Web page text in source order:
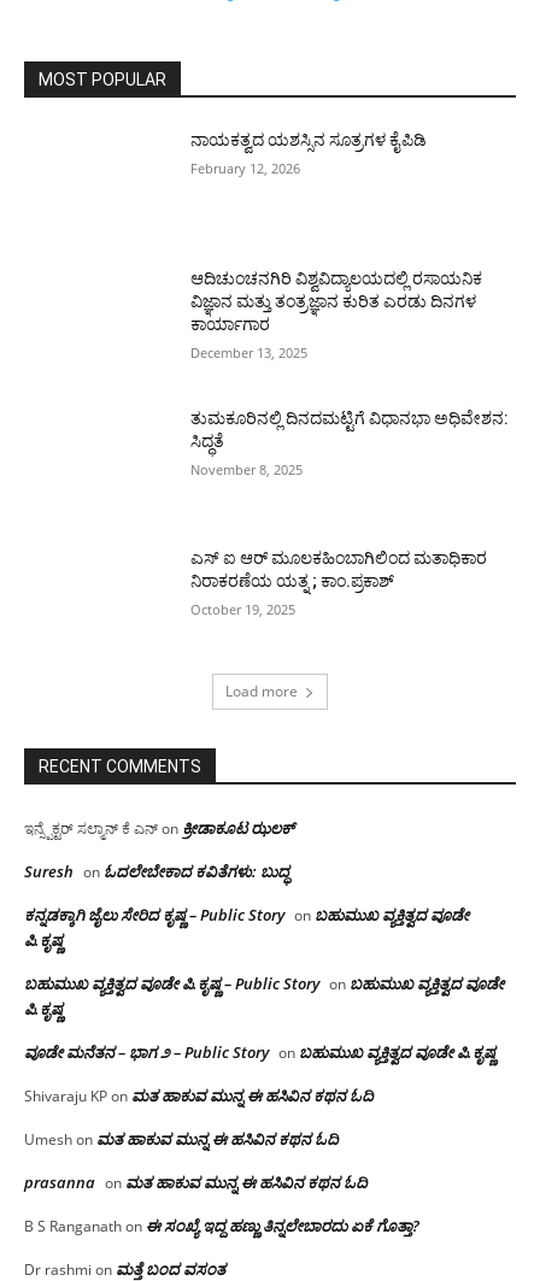
MOST POPULAR
ನಾಯಕತ್ವದ ಯಶಸ್ಸಿನ ಸೂತ್ರಗಳ ಕೈಪಿಡಿ
February 12, 2026
ಆದಿಚುಂಚನಗಿರಿ ವಿಶ್ವವಿದ್ಯಾಲಯದಲ್ಲಿ ರಸಾಯನಿಕ
ವಿಜ್ಞಾನ ಮತ್ತು ತಂತ್ರಜ್ಞಾನ ಕುರಿತ ಎರಡು ದಿನಗಳ
ಕಾರ್ಯಾಗಾರ
December 13, 2025
ತುಮಕೂರಿನಲ್ಲಿ ದಿನದಮಟ್ಟಿಗೆ ವಿಧಾನಭಾ ಅಧಿವೇಶನ:
ಸಿದ್ಧತೆ
November 8, 2025
ಎಸ್ ಐ ಆರ್ ಮೂಲಕಹಿಂಬಾಗಿಲಿಂದ ಮತಾಧಿಕಾರ
ನಿರಾಕರಣೆಯ ಯತ್ನ ; ಕಾಂ.ಪ್ರಕಾಶ್
October 19, 2025
Load more
RECENT COMMENTS
ಇನ್ಸ್ಪೆಕ್ಟರ್ ಸಲ್ಮಾನ್ ಕೆ ಎನ್on ಕ್ರೀಡಾಕೂಟ ಝಲಕ್
Suresh on ಓದಲೇಬೇಕಾದ‌ ಕವಿತೆಗಳು: ಬುದ್ಧ
ಕನ್ನಡಕ್ಕಾಗಿ ಜೈಲು ಸೇರಿದ ಕೃಷ್ಣ – Public Story on ಬಹುಮುಖ ವ್ಯಕ್ತಿತ್ವದ ವೂಡೇ
ಪಿ.ಕೃಷ್ಣ
ಬಹುಮುಖ ವ್ಯಕ್ತಿತ್ವದ ವೂಡೇ ಪಿ.ಕೃಷ್ಣ – Public Story on ಬಹುಮುಖ ವ್ಯಕ್ತಿತ್ವದ ವೂಡೇ
ಪಿ.ಕೃಷ್ಣ
ವೂಡೇ ಮನೆತನ – ಭಾಗ ೨ – Public Story on ಬಹುಮುಖ ವ್ಯಕ್ತಿತ್ವದ ವೂಡೇ ಪಿ.ಕೃಷ್ಣ
Shivaraju KPon ಮತ ಹಾಕುವ ಮುನ್ನ ಈ ಹಸಿವಿನ ಕಥನ ಓದಿ
Umeshon ಮತ ಹಾಕುವ ಮುನ್ನ ಈ ಹಸಿವಿನ ಕಥನ ಓದಿ
prasanna on ಮತ ಹಾಕುವ ಮುನ್ನ ಈ ಹಸಿವಿನ ಕಥನ ಓದಿ
B S Ranganathon ಈ ಸಂಖ್ಯೆ ಇದ್ದ ಹಣ್ಣು ತಿನ್ನಲೇಬಾರದು ಏಕೆ ಗೊತ್ತಾ?
Dr rashmi on ಮತ್ತೆ ಬಂದ ವಸಂತ